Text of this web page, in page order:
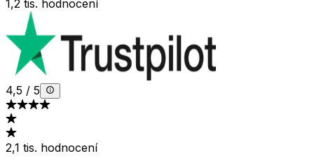
1,2 tis. hodnocení
4,5 / 5
2,1 tis. hodnocení